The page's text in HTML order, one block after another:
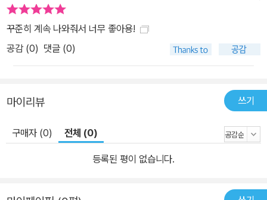
꾸준히 계속 나와줘서 너무 좋아용!
공감 (0) 댓글 (0)
마이리뷰 쓰기
구매자 (0) 전체 (0)
등록된 평이 없습니다.